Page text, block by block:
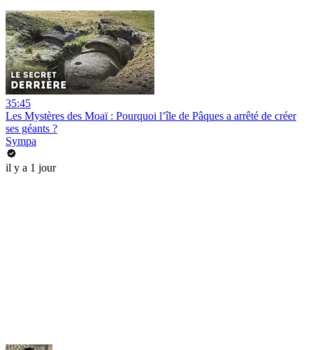
35:45
Les Mystères des Moaï : Pourquoi l’île de Pâques a arrêté de créer
ses géants ?
Sympa
il y a 1 jour